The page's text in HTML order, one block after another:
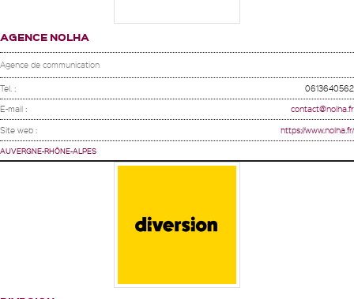
AGENCE NOLHA
Agence de communication
Tel. : 0613640562
E-mail : contact@nolha.fr
Site web : https://www.nolha.fr/
AUVERGNE-RHÔNE-ALPES